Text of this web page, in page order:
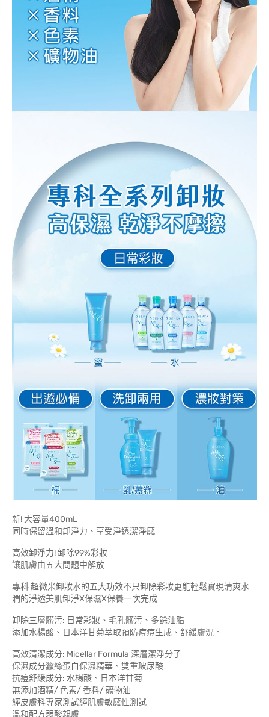
新! 大容量400mL
同時保留溫和卸淨力、享受淨透潔淨感
高效卸淨力! 卸除99%彩妝
讓肌膚由五大問題中解放
專科 超微米卸妝水的五大功效不只卸除彩妝更能輕鬆實現清爽水
潤的淨透美肌卸淨X保濕X保養一次完成
卸除三層髒污: 日常彩妝、毛孔髒污、多餘油脂
添加水楊酸、日本洋甘菊萃取預防痘痘生成、舒緩膚況。
高效清潔成分: Micellar Formula 深層潔淨分子
保濕成分蠶絲蛋白保濕精華、雙重玻尿酸
抗痘舒緩成分: 水楊酸、日本洋甘菊
無添加酒精/ 色素/ 香料/ 礦物油
經皮膚科專家測試經肌膚敏感性測試
溫和配方弱酸親膚